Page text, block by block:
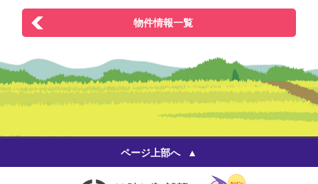
物件情報一覧
ページ上部へ